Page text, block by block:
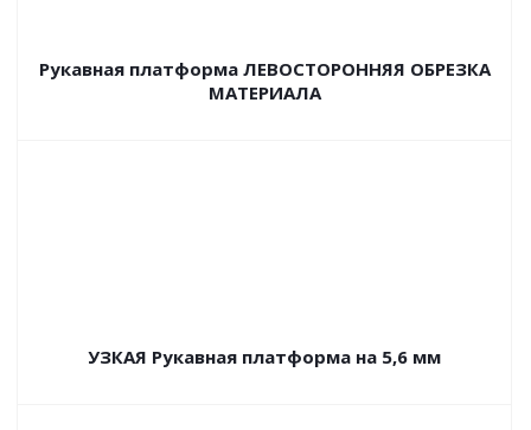
Рукавная платформа ЛЕВОСТОРОННЯЯ ОБРЕЗКА
МАТЕРИАЛА
УЗКАЯ Рукавная платформа на 5,6 мм